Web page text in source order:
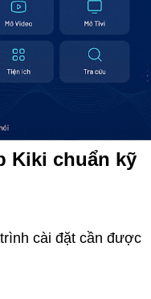
Kiki chuẩn kỹ
cài đặt cần được